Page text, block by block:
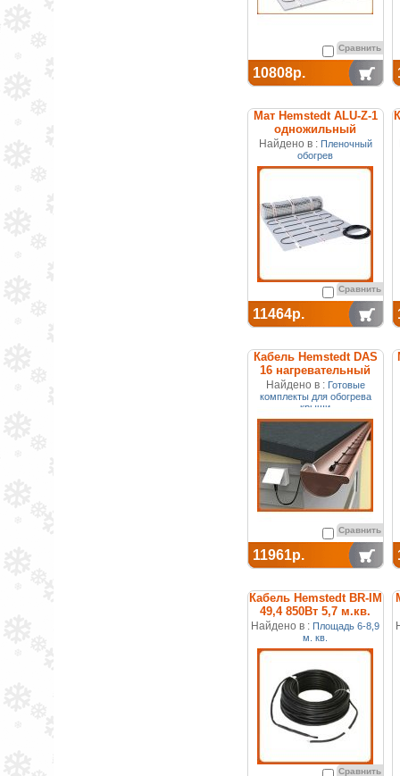
Сравнить
10808р.
Мат Hemstedt АLU-Z-1
одножильный
нагревательный
Найдено в : Пленочный
обогрев
Сравнить
11464р.
Кабель Hemstedt DAS
16 нагревательный
Найдено в : Готовые
комплекты для обогрева
крыши
Сравнить
11961р.
Кабель Hemstedt BR-IM
49,4 850Вт 5,7 м.кв.
двухжильный
Найдено в : Площадь 6-8,9
м. кв.
Сравнить